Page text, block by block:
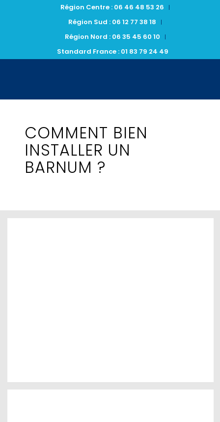
Région Centre : 06 46 48 53 26
Région Sud : 06 12 77 38 18
Région Nord : 06 35 45 60 10
Standard France : 01 83 79 24 49
COMMENT BIEN
INSTALLER UN
BARNUM ?